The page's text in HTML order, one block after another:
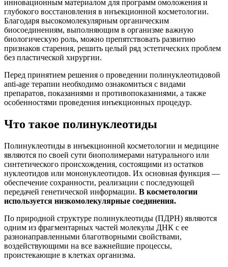
инновационным материалом для программ омоложения и
глубокого восстановления в инъекционной косметологии.
Благодаря высокомолекулярным органическим
биосоединениям, выполняющим в организме важную
биологическую роль, можно препятствовать развитию
признаков старения, решить целый ряд эстетических проблем
без пластической хирургии.
Перед принятием решения о проведении полинуклеотидовой
anti-age терапии необходимо ознакомиться с видами
препаратов, показаниями и противопоказаниями, а также
особенностями проведения инъекционных процедур.
Что такое полинуклеотиды
Полинуклеотиды в инъекционной косметологии и медицине
являются по своей сути биополимерами натурального или
синтетического происхождения, состоящими из остатков
нуклеотидов или мононуклеотидов. Их основная функция —
обеспечение сохранности, реализации с последующей
передачей генетической информации. В косметологии
используется низкомолекулярные соединения.
По природной структуре полинуклеотиды (ПДРН) являются
одним из фрагментарных частей молекулы ДНК с ее
разнонаправленными благотворными свойствами,
воздействующими на все важнейшие процессы,
проистекающие в клетках организма.